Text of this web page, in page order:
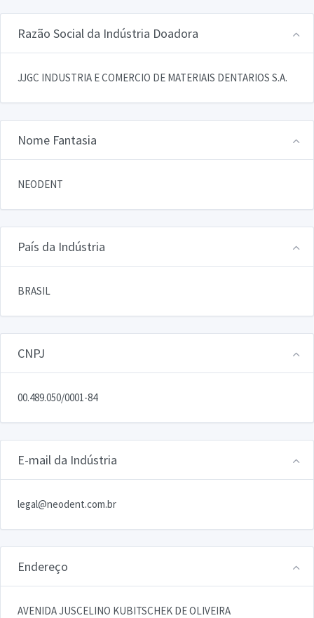
Razão Social da Indústria Doadora
JJGC INDUSTRIA E COMERCIO DE MATERIAIS DENTARIOS S.A.
Nome Fantasia
NEODENT
País da Indústria
BRASIL
CNPJ
00.489.050/0001-84
E-mail da Indústria
legal@neodent.com.br
Endereço
AVENIDA JUSCELINO KUBITSCHEK DE OLIVEIRA